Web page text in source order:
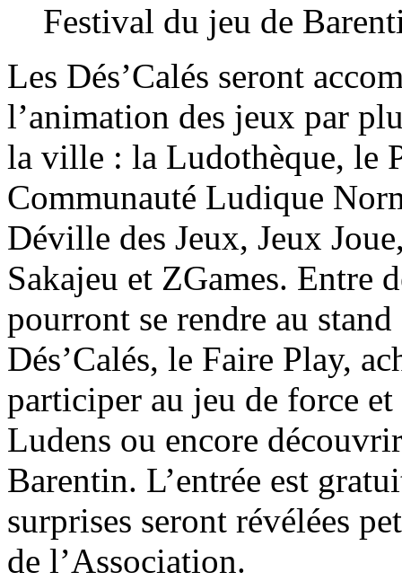
Festival du jeu de
Les Dés’Calés seront
l’animation des jeux par
la ville : la Ludothèque, le
Communauté Ludique
Déville des Jeux, Jeux
Sakajeu et ZGames. Entre
pourront se rendre au
Dés’Calés, le Faire Play,
participer au jeu de force
Ludens ou encore
Barentin. L’entrée est
surprises seront révélées
de l’Association.